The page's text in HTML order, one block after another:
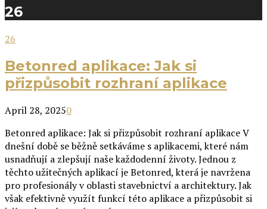
26
26
Betonred aplikace: Jak si
přizpůsobit rozhraní aplikace
April 28, 20250
Betonred aplikace: Jak si přizpůsobit rozhraní aplikace V
dnešní době se běžně setkáváme s aplikacemi, které nám
usnadňují a zlepšují naše každodenní životy. Jednou z
těchto užitečných aplikací je Betonred, která je navržena
pro profesionály v oblasti stavebnictví a architektury. Jak
však efektivně využít funkcí této aplikace a přizpůsobit si